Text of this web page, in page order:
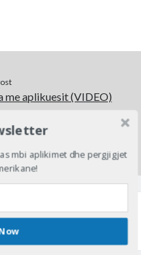
me aplikuesit (VIDEO)
Ajo zgjodhi..
mbi aplikimet dhe pergjigjet